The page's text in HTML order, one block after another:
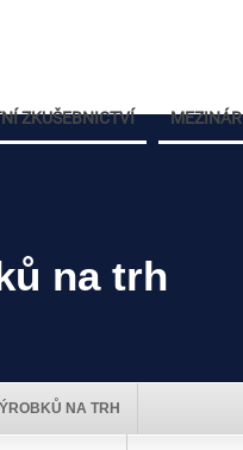
ZKUŠEBNICTVÍ
na trh
NA TRH